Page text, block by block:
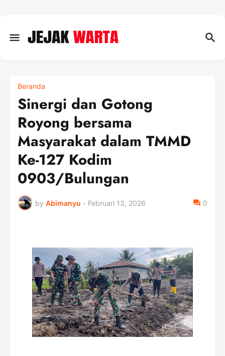
Beranda
Sinergi dan Gotong
Royong bersama
Masyarakat dalam TMMD
Ke-127 Kodim
0903/Bulungan
by Abimanyu - Februari 13, 2026 0